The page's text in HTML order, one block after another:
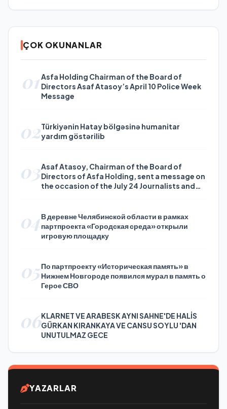
ÇOK OKUNANLAR
01Asfa Holding Chairman of the Board of
Directors Asaf Atasoy’s April 10 Police Week
Message
02Türkiyənin Hatay bölgəsinə humanitar
yardım göstərilib
03Asaf Atasoy, Chairman of the Board of
Directors of Asfa Holding, sent a message on
the occasion of the July 24 Journalists and
04В деревне Челябинской области в рамках
партпроекта «Городская среда» открыли
игровую площадку
05По партпроекту «Историческая память» в
Нижнем Новгороде появился мурал в память о
Герое СВО
06KLARNET VE ARABESK AYNI SAHNE'DE HALİS
GÜRKAN KIRANKAYA VE CANSU SOYLU 'DAN
UNUTULMAZ GECE
YAZARLAR